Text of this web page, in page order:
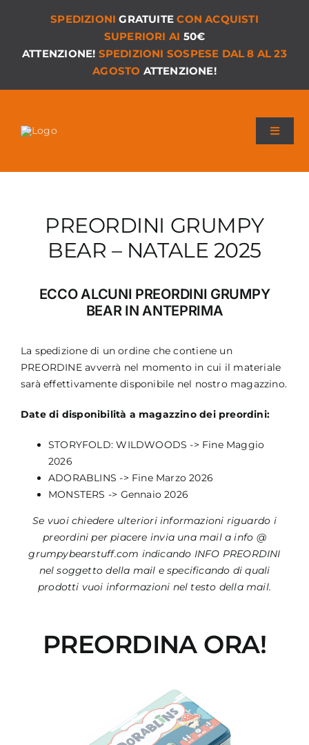
SPEDIZIONIGRATUITE CON ACQUISTI
SUPERIORI AI 50€
ATTENZIONE! SPEDIZIONI SOSPESE DAL 8 AL 23
AGOSTO ATTENZIONE!
Toggle
Versioni PDF
Materiali di Supporto
Strumenti di Sicurezza
PREORDINI GRUMPY
BEAR – NATALE 2025
ECCO ALCUNI PREORDINI GRUMPY
BEAR IN ANTEPRIMA
La spedizione di un ordine che contiene un
PREORDINE avverrà nel momento in cui il materiale
sarà effettivamente disponibile nel nostro magazzino.
Date di disponibilità a magazzino dei preordini:
STORYFOLD: WILDWOODS -> Fine Maggio
2026
ADORABLINS -> Fine Marzo 2026
MONSTERS -> Gennaio 2026
Se vuoi chiedere ulteriori informazioni riguardo i
preordini per piacere invia una mail a info @
grumpybearstuff.com indicando INFO PREORDINI
nel soggetto della mail e specificando di quali
prodotti vuoi informazioni nel testo della mail.
PREORDINA ORA!